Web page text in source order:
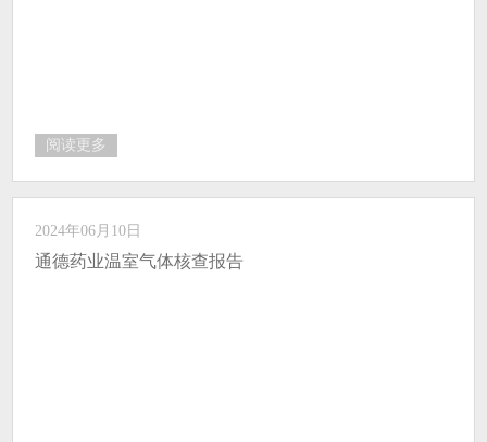
阅读更多
2024年06月10日
通德药业温室气体核查报告